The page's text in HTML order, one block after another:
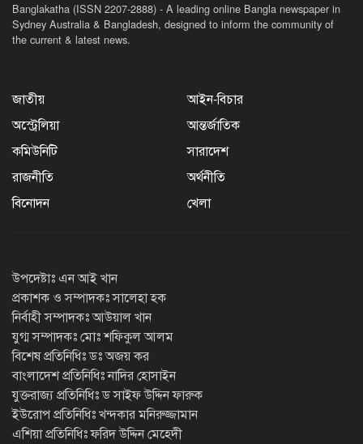
Banglakatha (ISSN 2207-2888) - A leading online Bangla newspaper in
Sydney Australia & Bangladesh, designed to inform the community of
the current & latest news.
জাতীয়
আইন-বিচার
অস্ট্রেলিয়া
আন্তর্জাতিক
কমিউনিটি
সারাদেশ
রাজনীতি
অর্থনীতি
বিনোদন
খেলা
উপদেষ্টাঃ এন আই খান
প্রকাশক ও সম্পাদকঃ সালেহা হক
নির্বাহী সম্পাদকঃ আউয়াল খান
যুগ্ম সম্পাদকঃ মোঃ শফিকুল আলম
বিশেষ প্রতিনিধিঃ ডঃ অজয় কর
বাংলাদেশ প্রতিনিধিঃ নাদির হোসাইন
যুক্তরাজ্য প্রতিনিধিঃ ড সাইফ উদ্দিন ফারুক
ইউরোপ প্রতিনিধিঃ খন্দকার মনিরুজ্জামান
এশিয়া প্রতিনিধিঃ ফরিদ উদ্দিন মেহেদী